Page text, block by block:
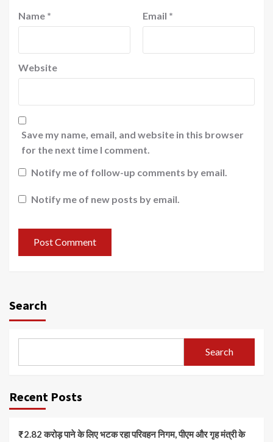
Name * Email *
Website
Save my name, email, and website in this browser
for the next time I comment.
Notify me of follow-up comments by email.
Notify me of new posts by email.
Search
Search
Recent Posts
₹2.82 करोड़ पाने के लिए भटक रहा परिवहन निगम, पीएम और गृह मंत्री के